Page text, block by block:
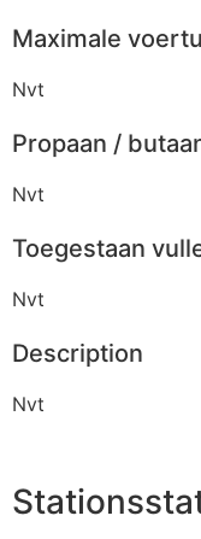
Maximale
Nvt
Propaan /
Nvt
Toegestaan
Nvt
Description
Nvt